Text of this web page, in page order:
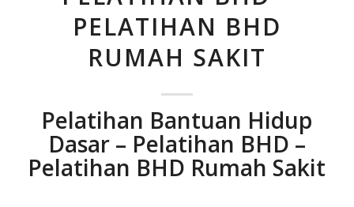
PELATIHAN BHD
RUMAH SAKIT
Pelatihan Bantuan Hidup
Dasar – Pelatihan BHD –
Pelatihan BHD Rumah Sakit